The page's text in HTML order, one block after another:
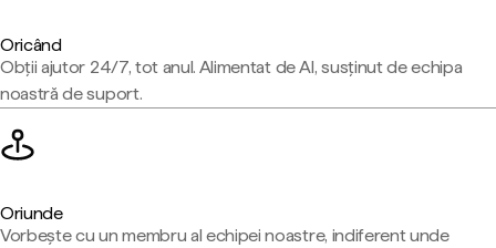
Oricând
Obții ajutor 24/7, tot anul. Alimentat de AI, susținut de echipa
noastră de suport.
Oriunde
Vorbește cu un membru al echipei noastre, indiferent unde